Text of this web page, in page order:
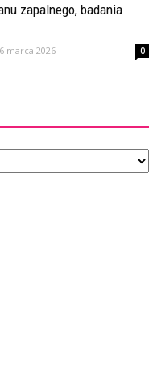
zapalnego, badania
marca 2026 0